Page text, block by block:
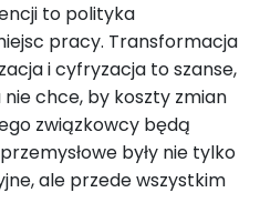
to polityka
pracy. Transformacja
i cyfryzacja to szanse,
chce, by koszty zmian
związkowcy będą
były nie tylko
ale przede wszystkim